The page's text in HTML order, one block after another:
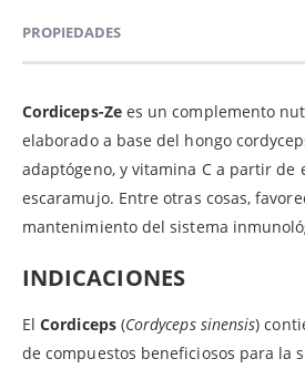
PROPIEDADES
Cordiceps-Ze es un complemento
elaborado a base del hongo
adaptógeno, y vitamina C a partir de
escaramujo. Entre otras cosas,
mantenimiento del sistema
INDICACIONES
ElCordiceps(Cordyceps sinensis)
de compuestos beneficiosos para la